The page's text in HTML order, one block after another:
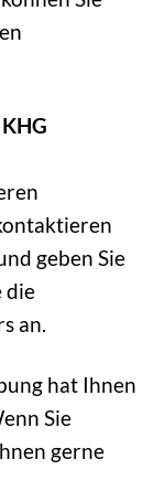
geben Sie
die
an.
hat Ihnen
Sie
gerne